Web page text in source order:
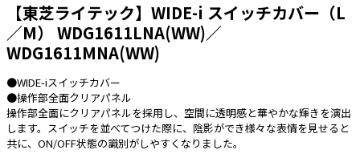
ボックス・ビニル電線管付属品・引き込
みカバー
工具関連
EV充電設備工事関連
感染症関連
その他
【東芝ライテック】WIDE-i スイッチカバー（L
／M） WDG1611LNA(WW)／
WDG1611MNA(WW)
●WIDE-iスイッチカバー
●操作部全面クリアパネル
操作部全面にクリアパネルを採用し、空間に透明感と華やかな輝きを演出
します。スイッチを並べてつけた際に、陰影ができ様々な表情を見せると
共に、ON/OFF状態の識別がしやすくなりました。